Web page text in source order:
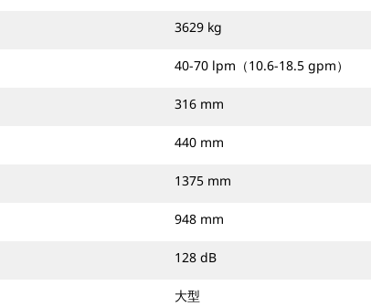
3629 kg
40-70 lpm（10.6-18.5 gpm）
316 mm
440 mm
1375 mm
948 mm
128 dB
大型